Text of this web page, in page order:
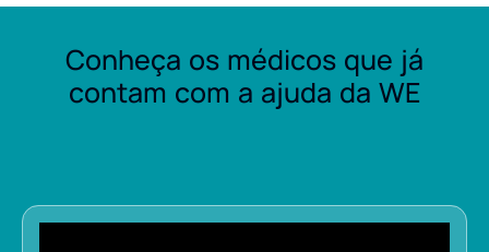
Conheça os médicos que já
contam com a ajuda da WE